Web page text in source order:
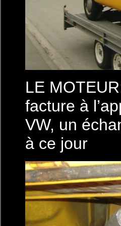
LE
facture à
VW, un
à ce jour